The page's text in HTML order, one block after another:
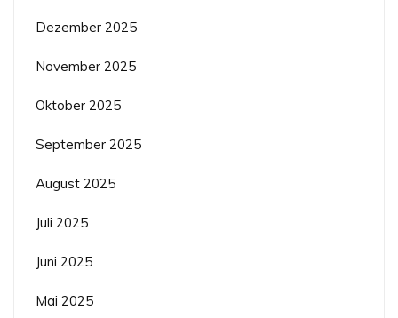
Dezember 2025
November 2025
Oktober 2025
September 2025
August 2025
Juli 2025
Juni 2025
Mai 2025